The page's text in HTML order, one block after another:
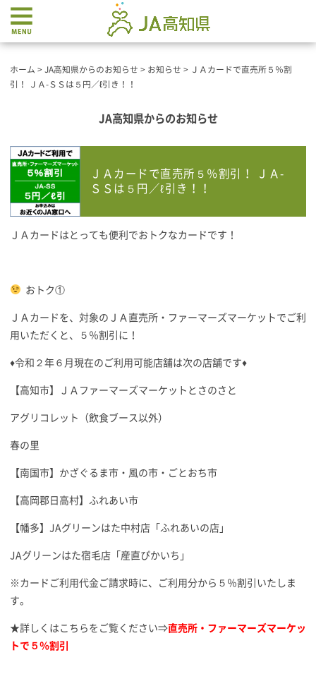
ホーム > JA高知県からのお知らせ > お知らせ >
ＪＡカードで直売所５％割
引！ ＪＡ-ＳＳは５円／ℓ引き！！
JA高知県からのお知らせ
ＪＡカードで直売所５％割引！ ＪＡ-
ＳＳは５円／ℓ引き！！
ＪＡカードはとっても便利でおトクなカードです！
おトク①
ＪＡカードを、対象のＪＡ直売所・ファーマーズマーケットでご利
用いただくと、５％割引に！
♦令和２年６月現在のご利用可能店舗は次の店舗です♦
【高知市】ＪＡファーマーズマーケットとさのさと
アグリコレット（飲食ブース以外）
春の里
【南国市】かざぐるま市・風の市・ごとおち市
【高岡郡日高村】ふれあい市
【幡多】JAグリーンはた中村店「ふれあいの店」
JAグリーンはた宿毛店「産直ぴかいち」
※カードご利用代金ご請求時に、ご利用分から５％割引いたしま
す。
★詳しくはこちらをご覧ください⇒直売所・ファーマーズマーケッ
トで５％割引